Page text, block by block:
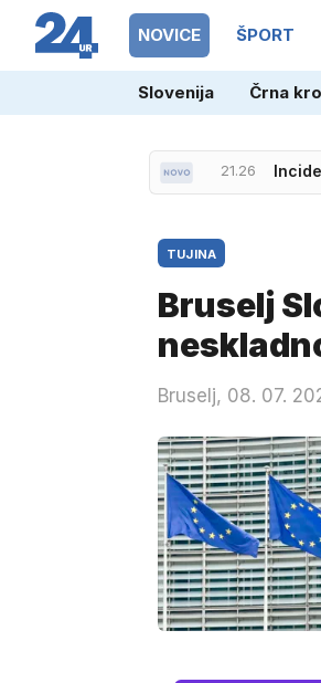
NOVICE ŠPORT
Slovenija Črna
21.26
TUJINA
Bruselj
Bruselj, 08. 07.